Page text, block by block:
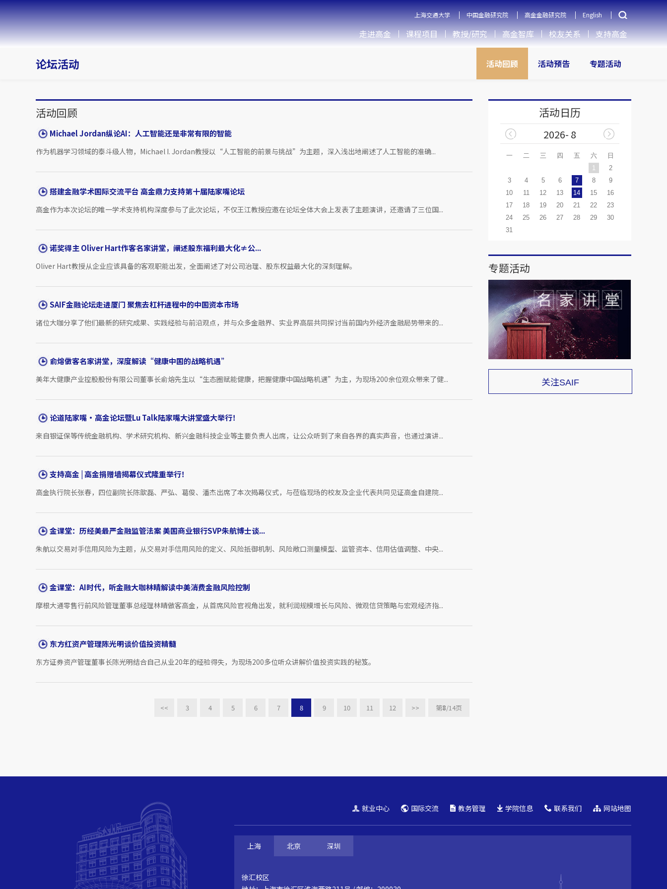
上海交通大学 中国金融研究院 高金金融研究院 English
走进高金 课程项目 教授/研究 高金智库 校友关系 支持高金
论坛活动 活动回顾 活动预告 专题活动
活动回顾
Michael Jordan纵论AI：人工智能还是非常有限的智能
作为机器学习领域的泰斗级人物，Michael I. Jordan教授以“人工智能的前景与挑战”为主题，深入浅出地阐述了人工智能的准确...
搭建金融学术国际交流平台 高金鼎力支持第十届陆家嘴论坛
高金作为本次论坛的唯一学术支持机构深度参与了此次论坛，不仅王江教授应邀在论坛全体大会上发表了主题演讲，还邀请了三位国...
诺奖得主 Oliver Hart作客名家讲堂，阐述股东福利最大化≠公...
Oliver Hart教授从企业应该具备的客观职能出发，全面阐述了对公司治理、股东权益最大化的深刻理解。
SAIF金融论坛走进厦门 聚焦去杠杆进程中的中国资本市场
诸位大咖分享了他们最新的研究成果、实践经验与前沿观点，并与众多金融界、实业界高层共同探讨当前国内外经济金融局势带来的...
俞熔做客名家讲堂，深度解读“健康中国的战略机遇”
美年大健康产业控股股份有限公司董事长俞熔先生以“生态圈赋能健康，把握健康中国战略机遇”为主，为现场200余位观众带来了健...
论道陆家嘴·高金论坛暨Lu Talk陆家嘴大讲堂盛大举行！
来自银证保等传统金融机构、学术研究机构、新兴金融科技企业等主要负责人出席，让公众听到了来自各界的真实声音，也通过演讲...
支持高金 | 高金捐赠墙揭幕仪式隆重举行！
高金执行院长张春，四位副院长陈歆磊、严弘、葛俊、潘杰出席了本次揭幕仪式，与莅临现场的校友及企业代表共同见证高金自建院...
金课堂：历经美最严金融监管法案 美国商业银行SVP朱航博士谈...
朱航以交易对手信用风险为主题，从交易对手信用风险的定义、风险抵御机制、风险敞口测量模型、监管资本、信用估值调整、中央...
金课堂：AI时代，听金融大咖林晴解读中美消费金融风险控制
摩根大通零售行前风险管理董事总经理林晴做客高金，从首席风险官视角出发，就利润规模增长与风险、微观信贷策略与宏观经济指...
东方红资产管理陈光明谈价值投资精髓
东方证券资产管理董事长陈光明结合自己从业20年的经验得失，为现场200多位听众讲解价值投资实践的秘笈。
<< 3 4 5 6 7 8 9 10 11 12 >> 第8/14页
活动日历
2026- 8
一 二 三 四 五 六
日
1
2
3
4 5 6 7 8
9
10
11 12 13 14 15
16
17
18 19 20 21 22
23
24
25 26 27 28 29
30
31
专题活动
关注SAIF
就业中心 国际交流 教务管理 学院信息 联系我们 网站地图
上海 北京 深圳
徐汇校区